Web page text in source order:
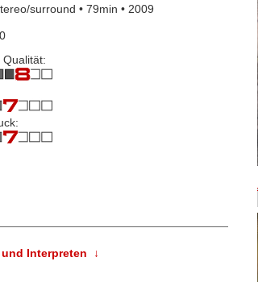
surround • 79min • 2009
Qualität:
und Interpreten ↓